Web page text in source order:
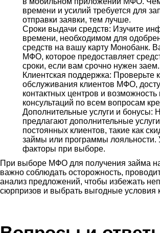
времени и усилий требуется для
отправки заявки, тем лучше.
Сроки выдачи средств: Изучите
времени, необходимом для
средств на вашу карту Монобанк.
МФО, которое предоставляет
сроки, если вам срочно нужен заем.
Клиентская поддержка: Проверьте
обслуживания клиентов МФО,
контактных центров и возможность
консультаций по всем вопросам
Дополнительные услуги и
предлагают дополнительные
постоянных клиентов, такие как
займы или программы лояльности.
факторы при выборе.
При выборе МФО для получения займа
важно соблюдать осторожность,
анализ предложений, чтобы избежать
сюрпризов и выбрать выгодные условия